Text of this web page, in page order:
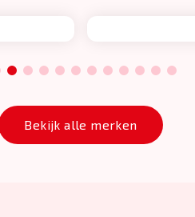
2 3 4 5 6 7 8 9 10 11 12
Bekijk alle merken